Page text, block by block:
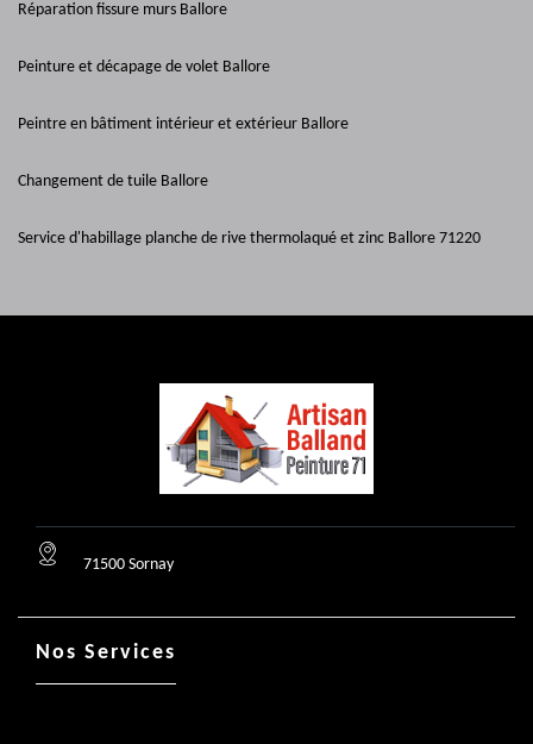
Réparation fissure murs Ballore
Peinture et décapage de volet Ballore
Peintre en bâtiment intérieur et extérieur Ballore
Changement de tuile Ballore
Service d'habillage planche de rive thermolaqué et zinc Ballore 71220
71500 Sornay
Nos Services